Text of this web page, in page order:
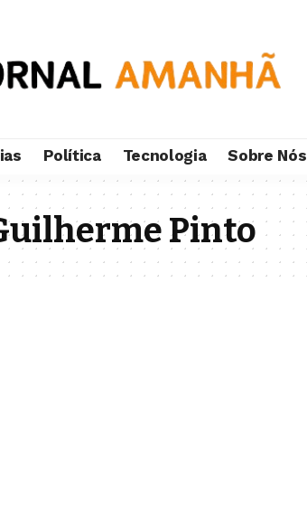
Política Tecnologia Sobre Nós
Pinto